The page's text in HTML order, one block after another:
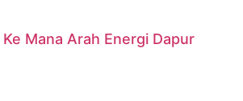
Mana Arah Energi Dapur